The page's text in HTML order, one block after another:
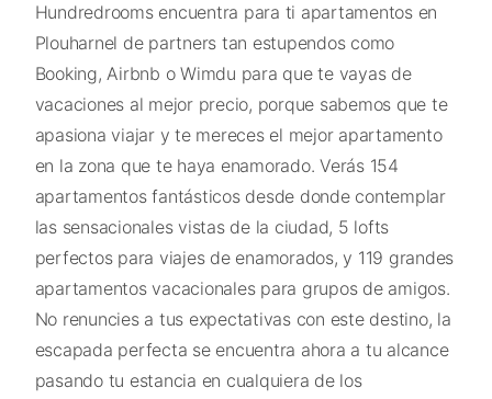
Hundredrooms encuentra para ti apartamentos en
Plouharnel de partners tan estupendos como
Booking, Airbnb o Wimdu para que te vayas de
vacaciones al mejor precio, porque sabemos que te
apasiona viajar y te mereces el mejor apartamento
en la zona que te haya enamorado. Verás 154
apartamentos fantásticos desde donde contemplar
las sensacionales vistas de la ciudad, 5 lofts
perfectos para viajes de enamorados, y 119 grandes
apartamentos vacacionales para grupos de amigos.
No renuncies a tus expectativas con este destino, la
escapada perfecta se encuentra ahora a tu alcance
pasando tu estancia en cualquiera de los